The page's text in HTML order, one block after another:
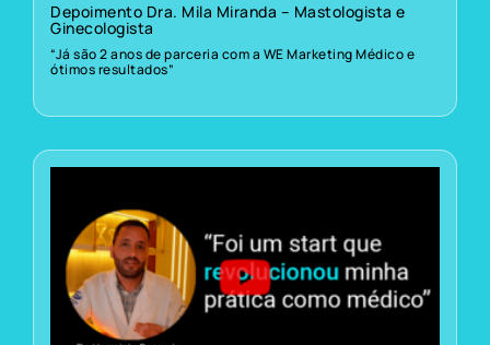
Depoimento Dra. Mila Miranda – Mastologista e
Ginecologista
“Já são 2 anos de parceria com a WE Marketing Médico e
ótimos resultados”